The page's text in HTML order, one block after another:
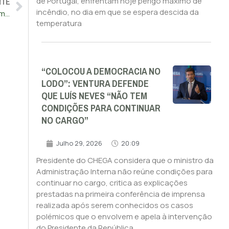
Liga Portuguesa contra o Cancro diz que acordo da CML com Champalimaud cria “confusão e ruído”
incêndio, no dia em que se espera descida da
temperatura
“COLOCOU A DEMOCRACIA NO
LODO”: VENTURA DEFENDE
QUE LUÍS NEVES “NÃO TEM
CONDIÇÕES PARA CONTINUAR
NO CARGO”
Julho 29, 2026 20:09
Presidente do CHEGA considera que o ministro da
Administração Interna não reúne condições para
continuar no cargo, critica as explicações
prestadas na primeira conferência de imprensa
realizada após serem conhecidos os casos
polémicos que o envolvem e apela à intervenção